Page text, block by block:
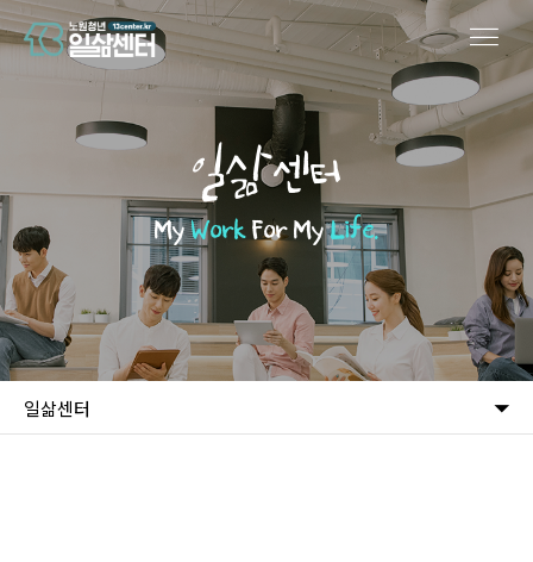
일삶센터
MyWorkFor MyLife.
일삶센터